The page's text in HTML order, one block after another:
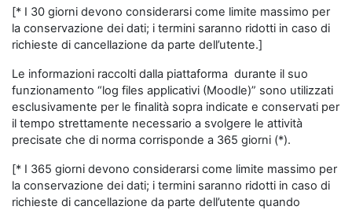
[* I 30 giorni devono considerarsi come limite massimo per
la conservazione dei dati; i termini saranno ridotti in caso di
richieste di cancellazione da parte dell’utente.]
Le informazioni raccolti dalla piattaforma durante il suo
funzionamento “log files applicativi (Moodle)” sono utilizzati
esclusivamente per le finalità sopra indicate e conservati per
il tempo strettamente necessario a svolgere le attività
precisate che di norma corrisponde a 365 giorni (*).
[* I 365 giorni devono considerarsi come limite massimo per
la conservazione dei dati; i termini saranno ridotti in caso di
richieste di cancellazione da parte dell’utente quando